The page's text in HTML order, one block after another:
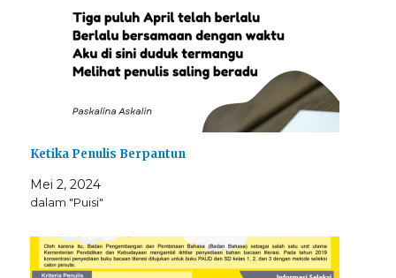
Ketika Penulis Berpantun
Mei 2, 2024
dalam "Puisi"